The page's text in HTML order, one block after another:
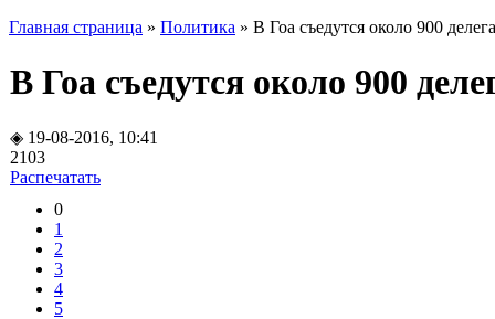
Главная страница » Политика » В Гоа съедутся около 900
В Гоа съедутся около 900
◈ 19-08-2016, 10:41
2103
Распечатать
0
1
2
3
4
5